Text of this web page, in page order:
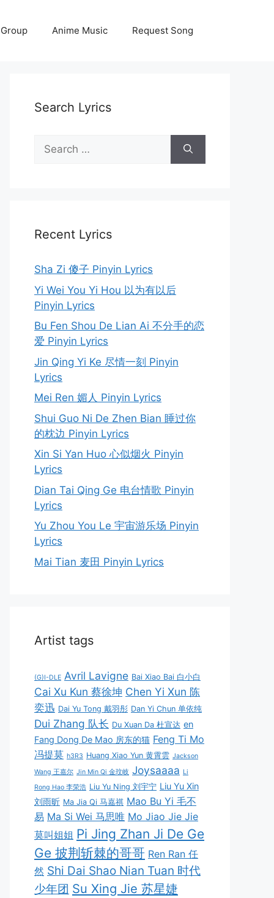
Anime Music Request Song
Search Lyrics
Search
for:
Recent Lyrics
Sha Zi 傻子 Pinyin Lyrics
Yi Wei You Yi Hou 以为有以后
Pinyin Lyrics
Bu Fen Shou De Lian Ai 不分手的恋
爱 Pinyin Lyrics
Jin Qing Yi Ke 尽情一刻 Pinyin
Lyrics
Mei Ren 媚人 Pinyin Lyrics
Shui Guo Ni De Zhen Bian 睡过你
的枕边 Pinyin Lyrics
Xin Si Yan Huo 心似烟火 Pinyin
Lyrics
Dian Tai Qing Ge 电台情歌 Pinyin
Lyrics
Yu Zhou You Le 宇宙游乐场 Pinyin
Lyrics
Mai Tian 麦田 Pinyin Lyrics
Artist tags
(G)I-DLE Avril Lavigne Bai Xiao Bai 白小白
Cai Xu Kun 蔡徐坤 Chen Yi Xun 陈
奕迅 Dai Yu Tong 戴羽彤 Dan Yi Chun 单依纯
Dui Zhang 队长 Du Xuan Da 杜宣达 en
Fang Dong De Mao 房东的猫 Feng Ti Mo
冯提莫 h3R3 Huang Xiao Yun 黄霄雲 Jackson
Wang 王嘉尔 Jin Min Qi 金玟岐 Joysaaaa Li
Rong Hao 李荣浩 Liu Yu Ning 刘宇宁 Liu Yu Xin
刘雨昕 Ma Jia Qi 马嘉祺 Mao Bu Yi 毛不
易 Ma Si Wei 马思唯 Mo Jiao Jie Jie
莫叫姐姐 Pi Jing Zhan Ji De Ge
Ge 披荆斩棘的哥哥 Ren Ran 任
然 Shi Dai Shao Nian Tuan 时代
少年团 Su Xing Jie 苏星婕